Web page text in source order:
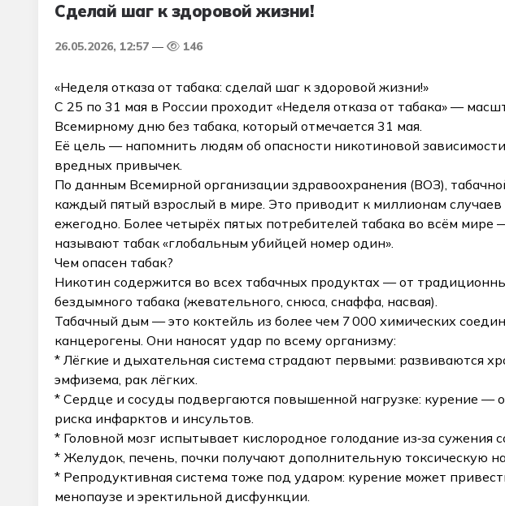
Сделай шаг к здоровой жизни!
26.05.2026, 12:57 146
«Неделя отказа от табака: сделай шаг к здоровой жизни!»
С 25 по 31 мая в России проходит «Неделя отказа от табака» —
Всемирному дню без табака, который отмечается 31 мая.
Её цель — напомнить людям об опасности никотиновой
вредных привычек.
По данным Всемирной организации здравоохранения (ВОЗ),
каждый пятый взрослый в мире. Это приводит к миллионам
ежегодно. Более четырёх пятых потребителей табака во всём
называют табак «глобальным убийцей номер один».
Чем опасен табак?
Никотин содержится во всех табачных продуктах — от
бездымного табака (жевательного, снюса, снаффа, насвая).
Табачный дым — это коктейль из более чем 7 000 химических
канцерогены. Они наносят удар по всему организму:
* Лёгкие и дыхательная система страдают первыми: развиваются
эмфизема, рак лёгких.
* Сердце и сосуды подвергаются повышенной нагрузке: курение —
риска инфарктов и инсультов.
* Головной мозг испытывает кислородное голодание из‑за сужения
* Желудок, печень, почки получают дополнительную токсическую
* Репродуктивная система тоже под ударом: курение может
менопаузе и эректильной дисфункции.